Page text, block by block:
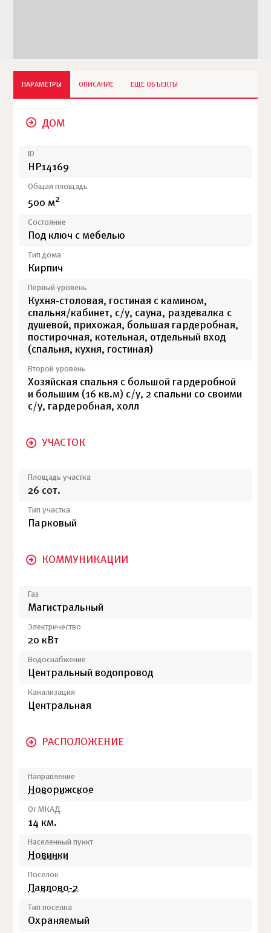
ПАРАМЕТРЫ ОПИСАНИЕ ЕЩЕ ОБЪЕКТЫ
ДОМ
ID
НР14169
Общая площадь
500 м2
Состояние
Под ключ с мебелью
Тип дома
Кирпич
Первый уровень
Кухня-столовая, гостиная с камином,
спальня/кабинет, с/у, сауна, раздевалка с
душевой, прихожая, большая гардеробная,
постирочная, котельная, отдельный вход
(спальня, кухня, гостиная)
Второй уровень
Хозяйская спальня с большой гардеробной
и большим (16 кв.м) с/у, 2 спальни со своими
с/у, гардеробная, холл
УЧАСТОК
Площадь участка
26 сот.
Тип участка
Парковый
КОММУНИКАЦИИ
Газ
Магистральный
Электричество
20 кВт
Водоснабжение
Центральный водопровод
Канализация
Центральная
РАСПОЛОЖЕНИЕ
Направление
Новорижское
От МКАД
14 км.
Населенный пункт
Новинки
Поселок
Павлово-2
Тип поселка
Охраняемый